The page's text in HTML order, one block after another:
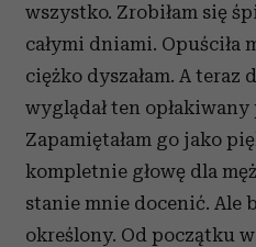
wszystko. Zrobiłam się
całymi dniami. Opuściła
ciężko dyszałam. A
wyglądał ten
Zapamiętałam go jako
kompletnie głowę dla
stanie mnie docenić. Ale
określony. Od początku